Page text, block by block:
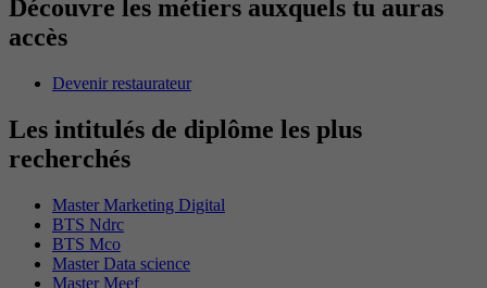
Découvre les métiers auxquels tu auras
accès
Devenir restaurateur
Les intitulés de diplôme les plus
recherchés
Master Marketing Digital
BTS Ndrc
BTS Mco
Master Data science
Master Meef